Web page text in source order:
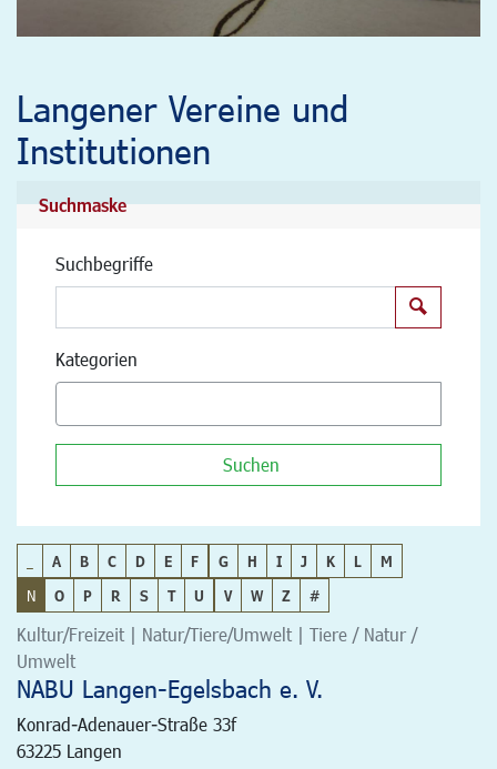
Langener Vereine und
Institutionen
Suchmaske
Suchbegriffe
Kategorien
Suchen
A B C D E F G H I J K L
M
N
O P R S T U V W Z #
Kultur/Freizeit | Natur/Tiere/Umwelt | Tiere / Natur /
Umwelt
NABU Langen-Egelsbach e. V.
Konrad-Adenauer-Straße 33f
63225 Langen